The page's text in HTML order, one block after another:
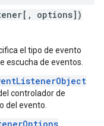
options])
el tipo de evento
escucha de eventos.
controlador de
del evento.